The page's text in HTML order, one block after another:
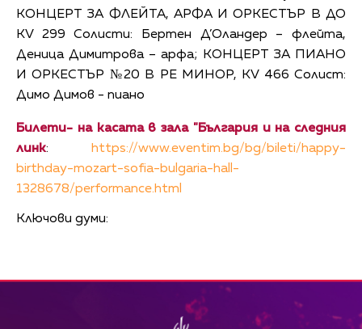
КОНЦЕРТ ЗА ФЛЕЙТА, АРФА И ОРКЕСТЪР В ДО
KV 299 Солисти: Бертен Д’Оландер – флейта,
Деница Димитрова – арфа; КОНЦЕРТ ЗА ПИАНО
И ОРКЕСТЪР №20 В РЕ МИНОР, КV 466 Солист:
Димо Димов - пиано
Билети- на касата в зала "България и на следния
линк:
https://www.eventim.bg/bg/bileti/happy-
birthday-mozart-sofia-bulgaria-hall-
1328678/performance.html
Ключови думи: